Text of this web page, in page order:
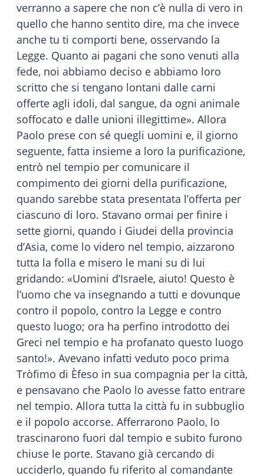
verranno a sapere che non c’è nulla di vero in
quello che hanno sentito dire, ma che invece
anche tu ti comporti bene, osservando la
Legge. Quanto ai pagani che sono venuti alla
fede, noi abbiamo deciso e abbiamo loro
scritto che si tengano lontani dalle carni
offerte agli idoli, dal sangue, da ogni animale
soffocato e dalle unioni illegittime». Allora
Paolo prese con sé quegli uomini e, il giorno
seguente, fatta insieme a loro la purificazione,
entrò nel tempio per comunicare il
compimento dei giorni della purificazione,
quando sarebbe stata presentata l’offerta per
ciascuno di loro. Stavano ormai per finire i
sette giorni, quando i Giudei della provincia
d’Asia, come lo videro nel tempio, aizzarono
tutta la folla e misero le mani su di lui
gridando: «Uomini d’Israele, aiuto! Questo è
l’uomo che va insegnando a tutti e dovunque
contro il popolo, contro la Legge e contro
questo luogo; ora ha perfino introdotto dei
Greci nel tempio e ha profanato questo luogo
santo!». Avevano infatti veduto poco prima
Tròfimo di Èfeso in sua compagnia per la città,
e pensavano che Paolo lo avesse fatto entrare
nel tempio. Allora tutta la città fu in subbuglio
e il popolo accorse. Afferrarono Paolo, lo
trascinarono fuori dal tempio e subito furono
chiuse le porte. Stavano già cercando di
ucciderlo, quando fu riferito al comandante